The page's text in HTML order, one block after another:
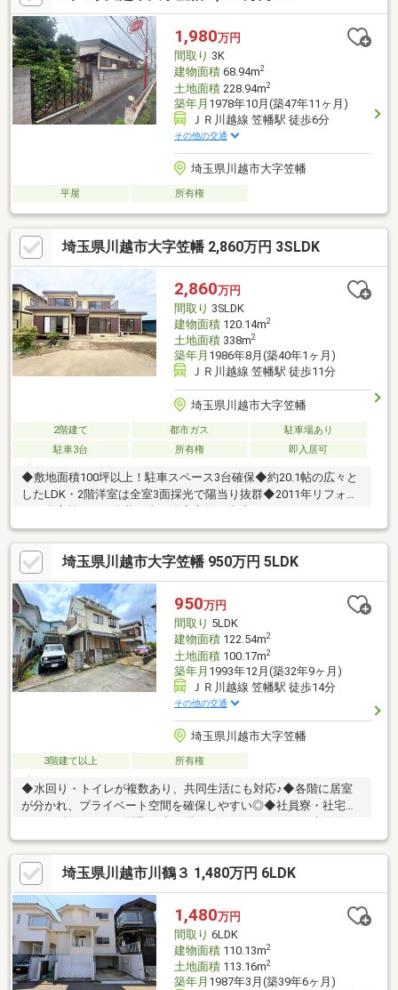
1,980万円
間取り 3K
建物面積68.94m2
土地面積228.94m2
築年月 1978年10月(築47年11ヶ月)
ＪＲ川越線 笠幡駅 徒歩6分
その他の交通
埼玉県川越市大字笠幡
平屋 所有権
埼玉県川越市大字笠幡 2,860万円 3SLDK
2,860万円
間取り 3SLDK
建物面積120.14m2
土地面積338m2
築年月 1986年8月(築40年1ヶ月)
ＪＲ川越線 笠幡駅 徒歩11分
埼玉県川越市大字笠幡
2階建て 都市ガス
駐車場あり
駐車3台
所有権 即入居可
◆敷地面積100坪以上！駐車スペース3台確保◆約20.1帖の広々と
したLDK・2階洋室は全室3面採光で陽当り抜群◆2011年リフォー
ープの60年長期サポート（5年ごとの無償点検）対象物件※建物設
備修補責任免責
埼玉県川越市大字笠幡 950万円 5LDK
950万円
間取り 5LDK
建物面積122.54m2
土地面積100.17m2
築年月 1993年12月(築32年9ヶ月)
ＪＲ川越線 笠幡駅 徒歩14分
その他の交通
埼玉県川越市大字笠幡
3階建て以上 所有権
◆水回り・トイレが複数あり、共同生活にも対応♪◆各階に居室
が分かれ、プライベート空間を確保しやすい◎◆社員寮・社宅と
近く、清潔感のある状態・。*・。*・。*・。*・。*・・。*・。
*・。*・。*・。*・株式会社ＯＩＫＡＺＥは、確かな知識を持っ
てお客様の背中を押してあげられる「追風」のような存在で在り
たいと思っています。不動産に関すること、ぜひお気軽にご相談
ください。・。*・。*・。*・。*・。*・・。*・。*・。*・。
*・。*・
埼玉県川越市川鶴３ 1,480万円 6LDK
1,480万円
間取り 6LDK
建物面積110.13m2
土地面積113.16m2
築年月 1987年3月(築39年6ヶ月)